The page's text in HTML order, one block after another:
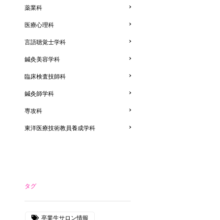
薬業科
医療心理科
言語聴覚士学科
鍼灸美容学科
臨床検査技師科
鍼灸師学科
専攻科
東洋医療技術教員養成学科
タグ
卒業生サロン情報